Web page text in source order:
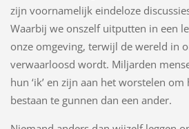
zijn voornamelijk eindeloze
Waarbij we onszelf uitputten in een
onze omgeving, terwijl de wereld in
verwaarloosd wordt. Miljarden
hun ‘ik’ en zijn aan het worstelen om
bestaan te gunnen dan een ander.